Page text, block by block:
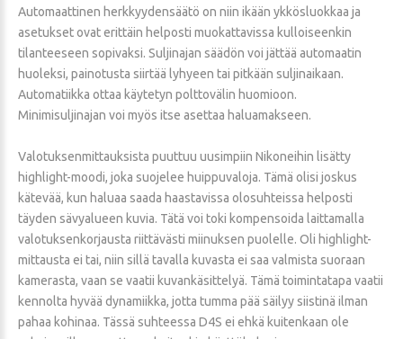
Automaattinen herkkyydensäätö on niin ikään ykkösluokkaa ja
asetukset ovat erittäin helposti muokattavissa kulloiseenkin
tilanteeseen sopivaksi. Suljinajan säädön voi jättää automaatin
huoleksi, painotusta siirtää lyhyeen tai pitkään suljinaikaan.
Automatiikka ottaa käytetyn polttovälin huomioon.
Minimisuljinajan voi myös itse asettaa haluamakseen.
Valotuksenmittauksista puuttuu uusimpiin Nikoneihin lisätty
highlight-moodi, joka suojelee huippuvaloja. Tämä olisi joskus
kätevää, kun haluaa saada haastavissa olosuhteissa helposti
täyden sävyalueen kuvia. Tätä voi toki kompensoida laittamalla
valotuksenkorjausta riittävästi miinuksen puolelle. Oli highlight-
mittausta ei tai, niin sillä tavalla kuvasta ei saa valmista suoraan
kamerasta, vaan se vaatii kuvankäsittelyä. Tämä toimintatapa vaatii
kennolta hyvää dynamiikka, jotta tumma pää säilyy siistinä ilman
pahaa kohinaa. Tässä suhteessa D4S ei ehkä kuitenkaan ole